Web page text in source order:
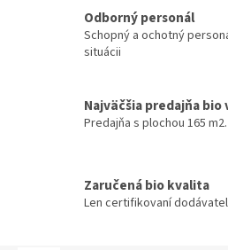
Odborný personál
Schopný a ochotný
situácii
Najväčšia predajňa
Predajňa s plochou 165
Zaručená bio kvalita
Len certifikovaní